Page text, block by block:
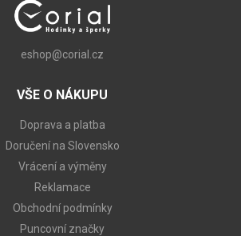
eshop@corial.cz
VŠE O NÁKUPU
Doprava a platba
Doručení na Slovensko
Vrácení a výměny
Reklamace
Obchodní podmínky
Puncovní značky